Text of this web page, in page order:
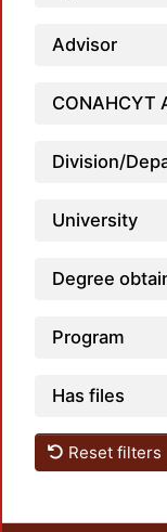
Advisor
CONAHCYT
Division/
University
Degree
Program
Has files
Reset filters